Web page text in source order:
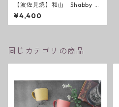
【波佐見焼】和山 Shabby c
hic style ボウル大
¥4,400
同じカテゴリの商品